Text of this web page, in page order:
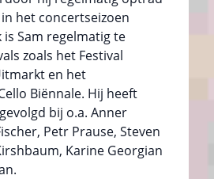
het concertseizoen
is Sam regelmatig te
zoals het Festival
en het
Biënnale. Hij heeft
bij o.a. Anner
Petr Prause, Steven
Karine Georgian